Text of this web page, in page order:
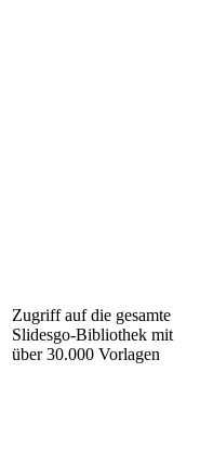
Zugriff auf die gesamte
Slidesgo-Bibliothek mit
über 30.000 Vorlagen